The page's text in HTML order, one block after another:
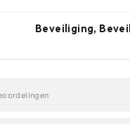
Beveiliging,